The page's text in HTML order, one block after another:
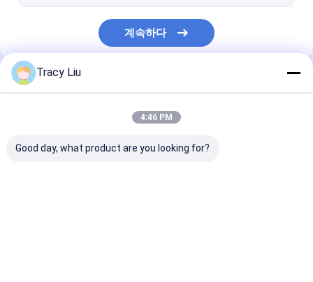
오토바이 티타늄 부품
티타늄 스퍼터링 타겟
계속하다
우리의 카테고리
Tracy Liu
4:46 PM
Good day, what product are you looking for?